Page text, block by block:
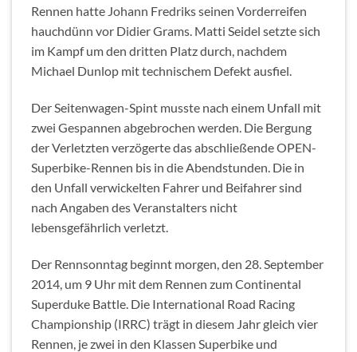
Rennen hatte Johann Fredriks seinen Vorderreifen
hauchdünn vor Didier Grams. Matti Seidel setzte sich
im Kampf um den dritten Platz durch, nachdem
Michael Dunlop mit technischem Defekt ausfiel.
Der Seitenwagen-Spint musste nach einem Unfall mit
zwei Gespannen abgebrochen werden. Die Bergung
der Verletzten verzögerte das abschließende OPEN-
Superbike-Rennen bis in die Abendstunden. Die in
den Unfall verwickelten Fahrer und Beifahrer sind
nach Angaben des Veranstalters nicht
lebensgefährlich verletzt.
Der Rennsonntag beginnt morgen, den 28. September
2014, um 9 Uhr mit dem Rennen zum Continental
Superduke Battle. Die International Road Racing
Championship (IRRC) trägt in diesem Jahr gleich vier
Rennen, je zwei in den Klassen Superbike und